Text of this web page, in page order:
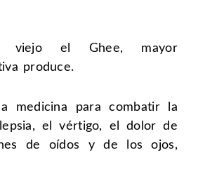
viejo el Ghee, mayor
produce.
medicina para combatir la
el vértigo, el dolor de
de oídos y de los ojos,